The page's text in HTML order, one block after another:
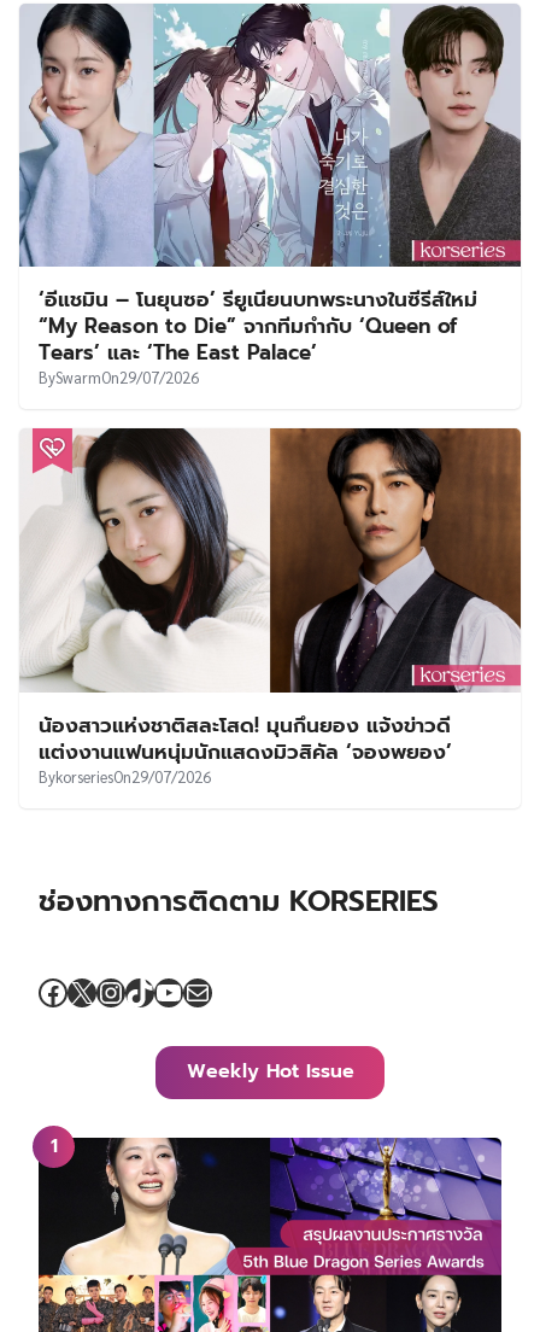
‘อีแชมิน – โนยุนซอ’ รียูเนียนบทพระนางในซีรีส์ใหม่
“My Reason to Die” จากทีมกำกับ ‘Queen of
Tears’ และ ‘The East Palace’
BySwarmOn29/07/2026
น้องสาวแห่งชาติสละโสด! มุนกึนยอง แจ้งข่าวดี
แต่งงานแฟนหนุ่มนักแสดงมิวสิคัล ‘จองพยอง’
BykorseriesOn29/07/2026
ช่องทางการติดตาม KORSERIES
Facebook
X Instagram
TikTok
YouTube
Mail
Weekly Hot Issue